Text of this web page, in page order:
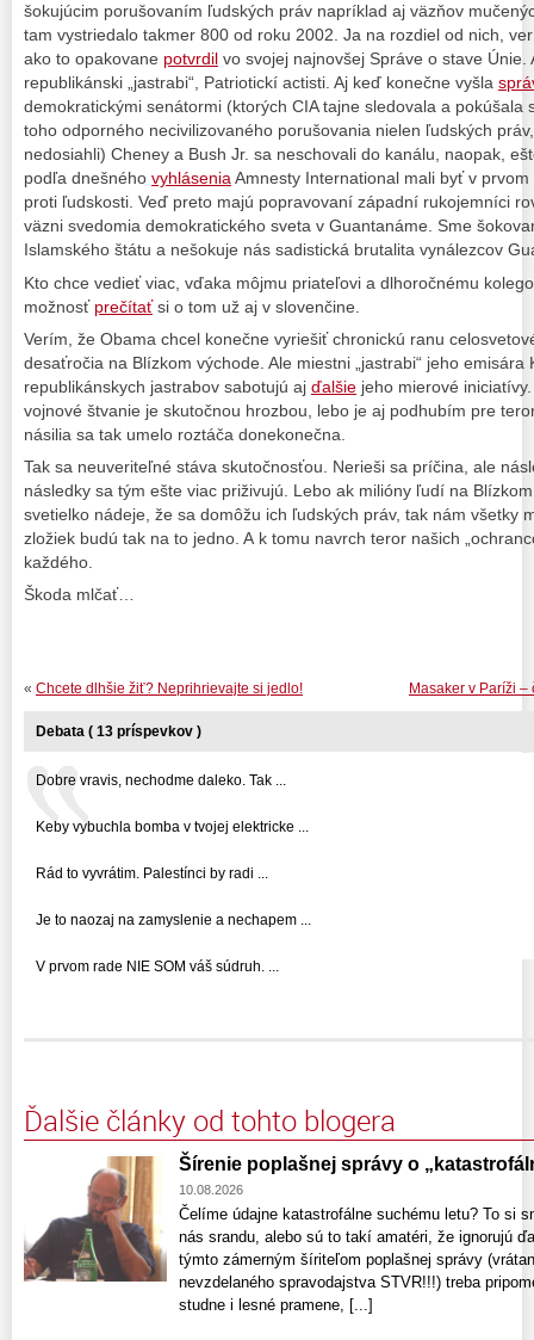
šokujúcim porušovaním ľudských práv napríklad aj väzňov
tam vystriedalo takmer 800 od roku 2002. Ja na rozdiel od nich,
ako to opakovane potvrdil vo svojej najnovšej Správe o stave Únie.
republikánski „jastrabi“, Patriotickí actisti. Aj keď konečne vyšla
demokratickými senátormi (ktorých CIA tajne sledovala a pokúšala
toho odporného necivilizovaného porušovania nielen ľudských
nedosiahli) Cheney a Bush Jr. sa neschovali do kanálu, naopak,
podľa dnešného vyhláseniaAmnesty International mali byť v
proti ľudskosti. Veď preto majú popravovaní západní rukojemníci
väzni svedomia demokratického sveta v Guantanáme. Sme
Islamského štátu a nešokuje nás sadistická brutalita vynálezcov
Kto chce vedieť viac, vďaka môjmu priateľovi a dlhoročnému
možnosť prečítaťsi o tom už aj v slovenčine.
Verím, že Obama chcel konečne vyriešiť chronickú ranu
desaťročia na Blízkom východe. Ale miestni „jastrabi“ jeho emisára
republikánskych jastrabov sabotujú aj ďalšie jeho mierové
vojnové štvanie je skutočnou hrozbou, lebo je aj podhubím pre
násilia sa tak umelo roztáča donekonečna.
Tak sa neuveriteľné stáva skutočnosťou. Nerieši sa príčina, ale
následky sa tým ešte viac priživujú. Lebo ak milióny ľudí na
svetielko nádeje, že sa domôžu ich ľudských práv, tak nám všetky
zložiek budú tak na to jedno. A k tomu navrch teror našich
každého.
Škoda mlčať…
Masaker v Paríži
« Chcete dlhšie žiť? Neprihrievajte si jedlo!
Debata ( 13 príspevkov )
Dobre vravis, nechodme daleko. Tak ...
Keby vybuchla bomba v tvojej elektricke ...
Rád to vyvrátim. Palestínci by radi ...
Je to naozaj na zamyslenie a nechapem ...
V prvom rade NIE SOM váš súdruh. ...
Ďalšie články od tohto blogera
Šírenie poplašnej správy o
10.08.2026
Čelíme údajne katastrofálne suchému letu? To si
nás srandu, alebo sú to takí amatéri, že ignorujú
týmto zámerným šíriteľom poplašnej správy
nevzdelaného spravodajstva STVR!!!) treba
studne i lesné pramene, [...]